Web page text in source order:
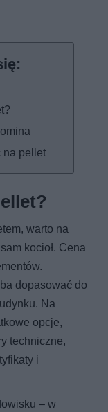
na pellet
warto na
kocioł. Cena
dopasować do
Na
opcje,
techniczne,
i
– w